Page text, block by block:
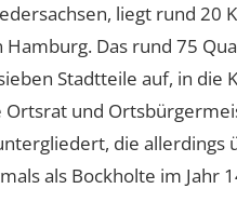
liegt rund 20
Das rund 75
Stadtteile auf, in
und
die allerdings
als Bockholte im Jahr